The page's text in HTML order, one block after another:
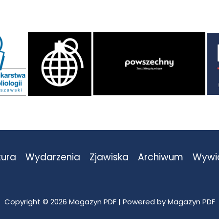
Wydarzenia Zjawiska Archiwum
Copyright © 2026 Magazyn PDF | Powered by Magazyn PDF